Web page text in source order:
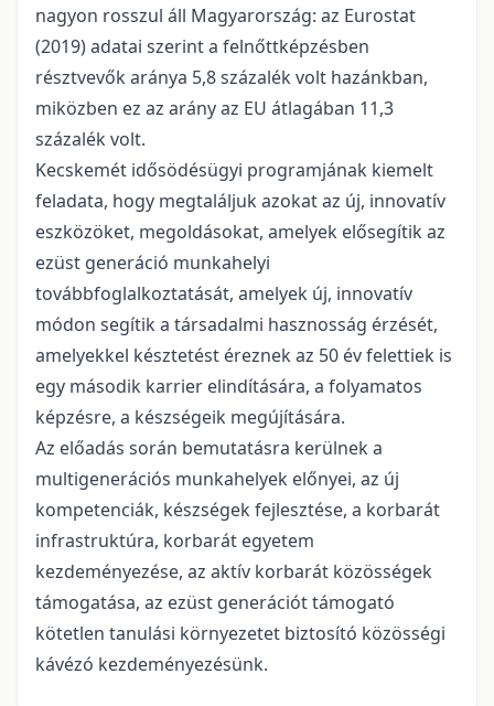
nagyon rosszul áll Magyarország: az Eurostat
(2019) adatai szerint a felnőttképzésben
résztvevők aránya 5,8 százalék volt hazánkban,
miközben ez az arány az EU átlagában 11,3
százalék volt.
Kecskemét idősödésügyi programjának kiemelt
feladata, hogy megtaláljuk azokat az új, innovatív
eszközöket, megoldásokat, amelyek elősegítik az
ezüst generáció munkahelyi
továbbfoglalkoztatását, amelyek új, innovatív
módon segítik a társadalmi hasznosság érzését,
amelyekkel késztetést éreznek az 50 év felettiek is
egy második karrier elindítására, a folyamatos
képzésre, a készségeik megújítására.
Az előadás során bemutatásra kerülnek a
multigenerációs munkahelyek előnyei, az új
kompetenciák, készségek fejlesztése, a korbarát
infrastruktúra, korbarát egyetem
kezdeményezése, az aktív korbarát közösségek
támogatása, az ezüst generációt támogató
kötetlen tanulási környezetet biztosító közösségi
kávézó kezdeményezésünk.